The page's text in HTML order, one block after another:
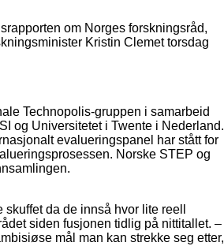
om Norges forskningsråd,
Kristin Clemet torsdag
Technopolis-gruppen i samarbeid
og Universitetet i Twente i Nederland.
evalueringspanel har stått for
Norske STEP og
da de innså hvor lite reell
siden fusjonen tidlig på nittitallet. –
mål man kan strekke seg etter,